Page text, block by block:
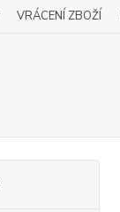
VRÁCENÍ ZBOŽÍ